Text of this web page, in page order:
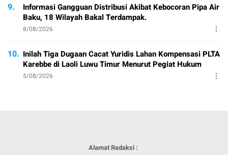
9.
Informasi Gangguan Distribusi Akibat Kebocoran Pipa Air
Baku, 18 Wilayah Bakal Terdampak.
8/08/2026
10. Inilah Tiga Dugaan Cacat Yuridis Lahan Kompensasi PLTA
Karebbe di Laoli Luwu Timur Menurut Pegiat Hukum
5/08/2026
Alamat Redaksi :